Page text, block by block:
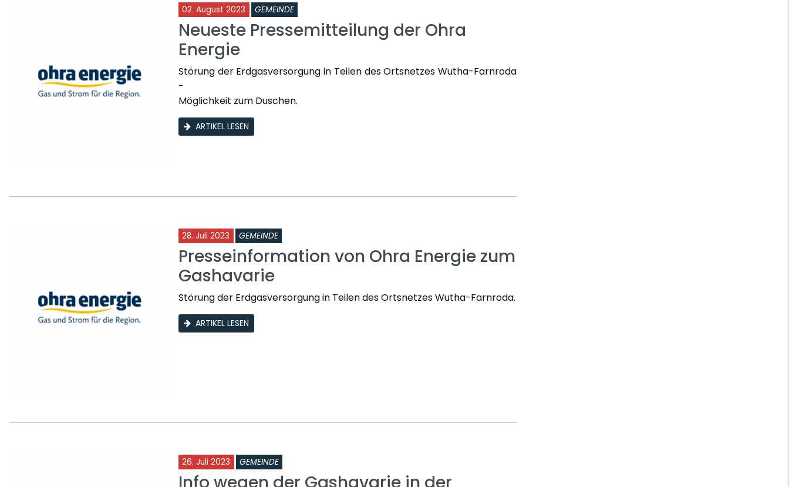
02. August 2023 GEMEINDE
Neueste Pressemitteilung der Ohra
Energie
Störung der Erdgasversorgung in Teilen des Ortsnetzes Wutha-Farnroda
-
Möglichkeit zum Duschen.
ARTIKEL LESEN
28. Juli 2023 GEMEINDE
Presseinformation von Ohra Energie zum
Gashavarie
Störung der Erdgasversorgung in Teilen des Ortsnetzes Wutha-Farnroda.
ARTIKEL LESEN
26. Juli 2023 GEMEINDE